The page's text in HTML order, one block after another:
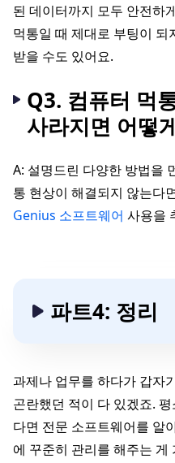
된 데이터까지 모두 안전하
먹통일 때 제대로 부팅이
받을 수도 있어요.
Q3. 컴퓨터 먹
사라지면 어떻
A: 설명드린 다양한 방법을
통 현상이 해결되지 않는다
Genius 소프트웨어 사용을
파트4: 정리
과제나 업무를 하다가 갑자
곤란했던 적이 다 있겠죠.
다면 전문 소프트웨어를 알
에 꾸준히 관리를 해주는